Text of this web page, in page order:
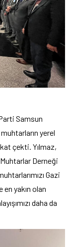
Samsun
yerel
çekti. Yılmaz,
Derneği
Gazi
yakın olan
daha da